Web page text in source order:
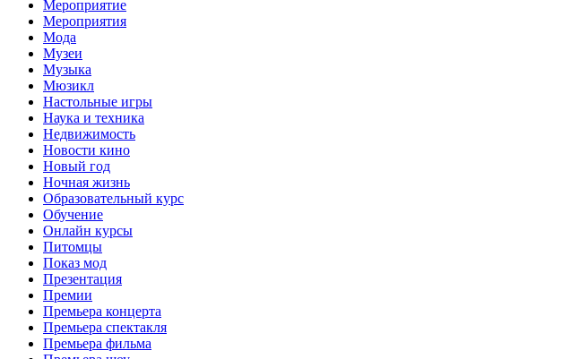
Мероприятие
Мероприятия
Мода
Музеи
Музыка
Мюзикл
Настольные игры
Наука и техника
Недвижимость
Новости кино
Новый год
Ночная жизнь
Образовательный курс
Обучение
Онлайн курсы
Питомцы
Показ мод
Презентация
Премии
Премьера концерта
Премьера спектакля
Премьера фильма